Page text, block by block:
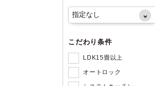
こだわり条件
LDK15畳以上
オートロック